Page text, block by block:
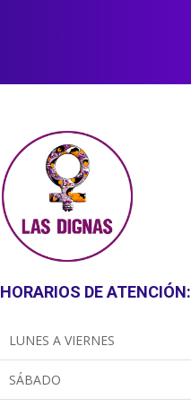
HORARIOS DE ATENCIÓN:
LUNES A VIERNES
SÁBADO